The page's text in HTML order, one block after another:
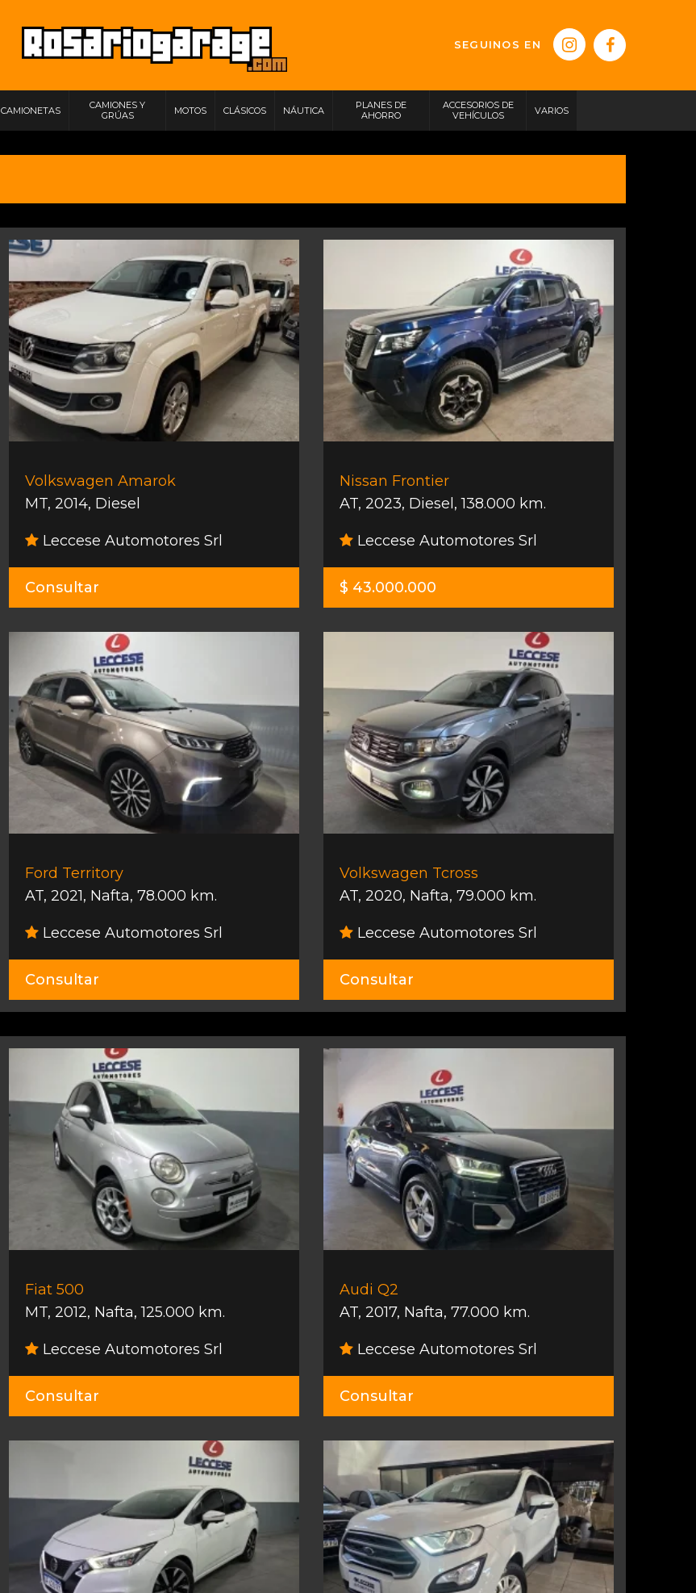
SEGUINOS EN
CAMIONETAS
CAMIONES Y
GRÚAS
MOTOS CLÁSICOS NÁUTICA
PLANES DE
AHORRO
ACCESORIOS DE
VEHÍCULOS
VARIOS
Volkswagen Amarok
MT, 2014, Diesel
Leccese Automotores Srl
Consultar
Nissan Frontier
AT, 2023, Diesel ,138.000 km.
Leccese Automotores Srl
$ 43.000.000
Ford Territory
AT, 2021, Nafta, 78.000 km.
Leccese Automotores Srl
Consultar
Volkswagen Tcross
AT, 2020, Nafta, 79.000 km.
Leccese Automotores Srl
Consultar
Fiat 500
MT, 2012, Nafta,125.000 km.
Leccese Automotores Srl
Consultar
Audi Q2
AT, 2017, Nafta, 77.000 km.
Leccese Automotores Srl
Consultar